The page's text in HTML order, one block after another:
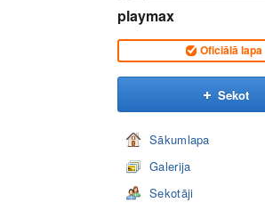
playmax
Oficiālā lapa
Sekot
Sākumlapa
Galerija
Sekotāji